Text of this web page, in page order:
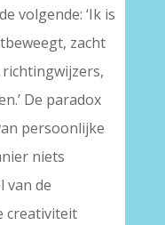
volgende: ‘Ik is
zacht
De paradox
persoonlijke
niets
van de
creativiteit